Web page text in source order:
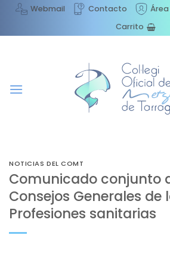
Saltar
contenido
Webmail Contacto
Carrito
NOTICIAS DEL COMT
Comunicado conjunto
Consejos Generales de
Profesiones sanitarias